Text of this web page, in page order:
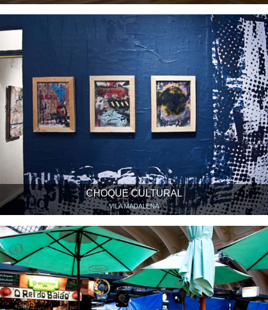
CHOQUE CULTURAL
VILA MADALENA